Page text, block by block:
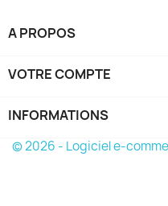
A PROPOS
VOTRE COMPTE
INFORMATIONS
© 2026 - Logiciel e-